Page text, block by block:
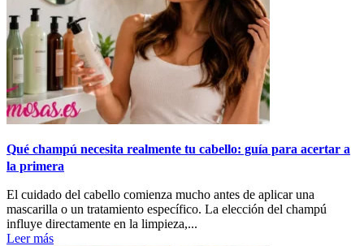
Qué champú necesita realmente tu cabello: guía para acertar a
la primera
El cuidado del cabello comienza mucho antes de aplicar una
mascarilla o un tratamiento específico. La elección del champú
influye directamente en la limpieza,...
Leer más